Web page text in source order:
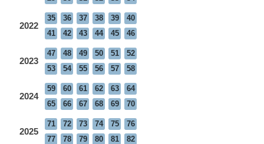
2022
35 36 37 38 39
40
41
42 43 44 45 46
2023
47 48 49 50 51
52
53
54 55 56 57 58
2024
59 60 61 62 63
64
65
66 67 68 69 70
2025
71 72 73 74 75
76
77
78 79 80 81 82